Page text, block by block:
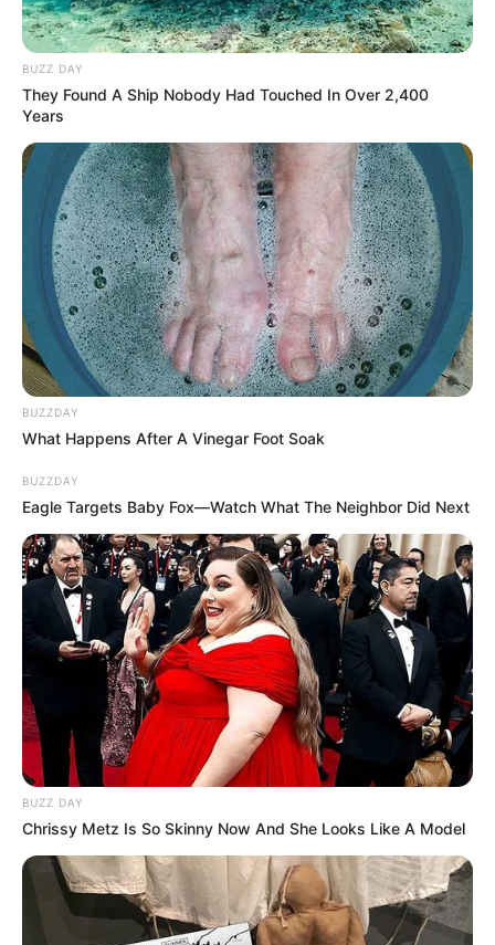
BUZZ DAY
They Found A Ship Nobody Had Touched In Over 2,400
Years
BUZZDAY
What Happens After A Vinegar Foot Soak
BUZZDAY
Eagle Targets Baby Fox—Watch What The Neighbor Did Next
BUZZ DAY
Chrissy Metz Is So Skinny Now And She Looks Like A Model